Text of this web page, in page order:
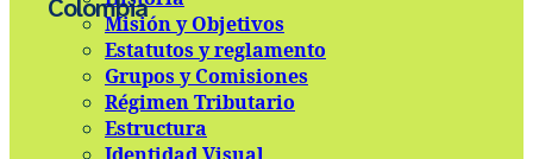
Misión y Objetivos
Estatutos y reglamento
Grupos y Comisiones
Régimen Tributario
Estructura
Identidad Visual
Colombia